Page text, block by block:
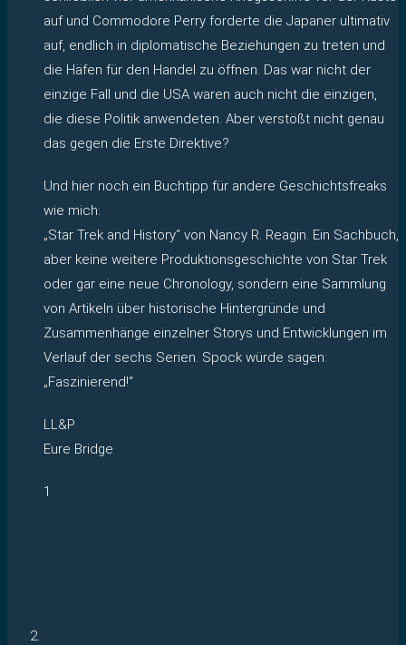
auf und Commodore Perry forderte die Japaner ultimativ
auf, endlich in diplomatische Beziehungen zu treten und
die Häfen für den Handel zu öffnen. Das war nicht der
einzige Fall und die USA waren auch nicht die einzigen,
die diese Politik anwendeten. Aber verstößt nicht genau
das gegen die Erste Direktive?
Und hier noch ein Buchtipp für andere Geschichtsfreaks
wie mich:
„Star Trek and History“ von Nancy R. Reagin. Ein Sachbuch,
aber keine weitere Produktionsgeschichte von Star Trek
oder gar eine neue Chronology, sondern eine Sammlung
von Artikeln über historische Hintergründe und
Zusammenhänge einzelner Storys und Entwicklungen im
Verlauf der sechs Serien. Spock würde sagen:
„Faszinierend!“
LL&P
Eure Bridge
1